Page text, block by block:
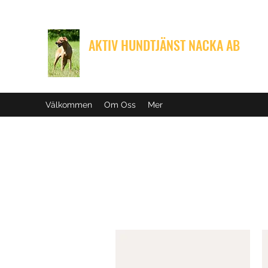
AKTIV HUNDTJÄNST NACKA AB
Välkommen Om Oss Mer